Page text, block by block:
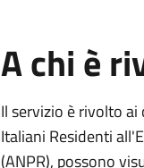
A chi è
Il servizio è rivolto
Italiani Residenti
(ANPR), possono